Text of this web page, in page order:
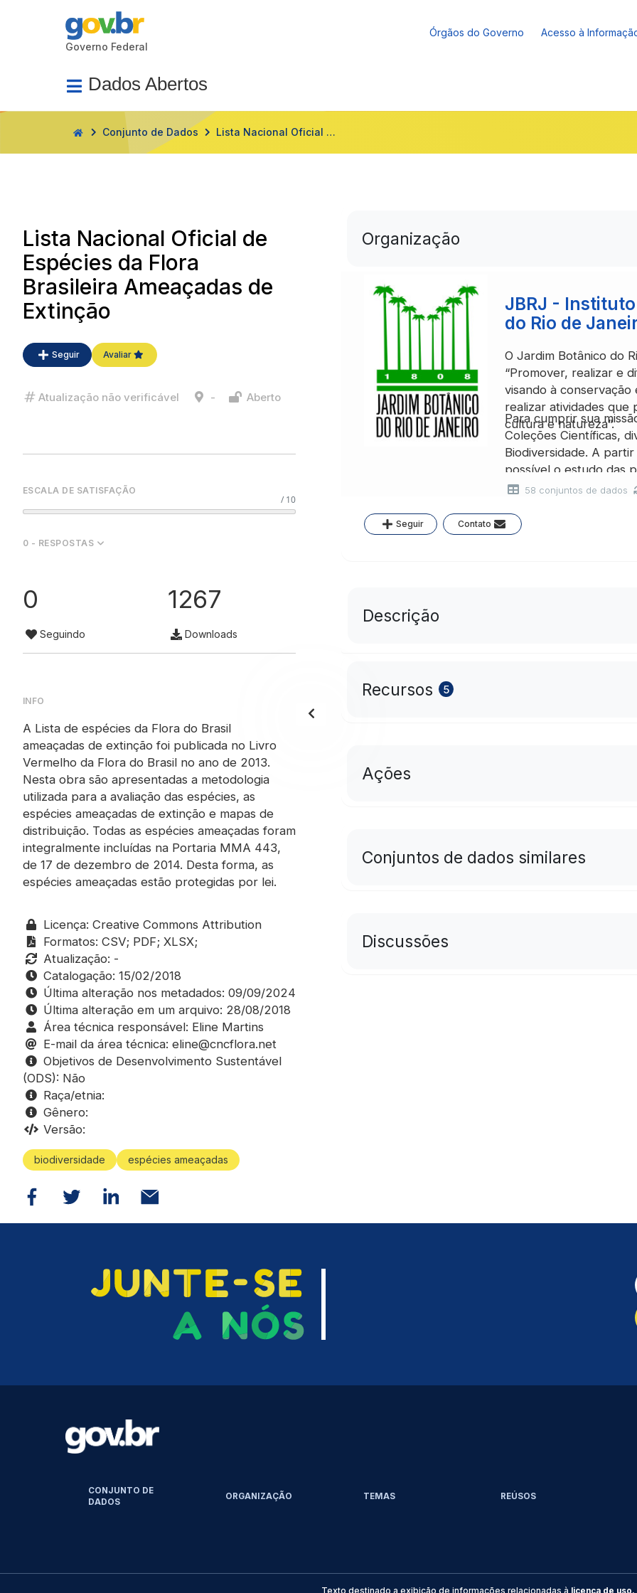
Governo Federal
Órgãos do Governo Acesso à
Dados Abertos
HOME Conjunto de Dados Lista Nacional Oficial de Espécies da Flora Brasileira Ameaçadas de Extinção
Lista Nacional Oficial de
Espécies da Flora
Brasileira Ameaçadas de
Extinção
Seguir Avaliar
Atualização não verificável - Aberto
ESCALA DE SATISFAÇÃO
/ 10
0 - RESPOSTAS
0
Seguindo
1267
Downloads
INFO
A Lista de espécies da Flora do Brasil
ameaçadas de extinção foi publicada no Livro
Vermelho da Flora do Brasil no ano de 2013.
Nesta obra são apresentadas a metodologia
utilizada para a avaliação das espécies, as
espécies ameaçadas de extinção e mapas de
distribuição. Todas as espécies ameaçadas foram
integralmente incluídas na Portaria MMA 443,
de 17 de dezembro de 2014. Desta forma, as
espécies ameaçadas estão protegidas por lei.
Licença: Creative Commons Attribution
Formatos: CSV; PDF; XLSX;
Atualização: -
Catalogação: 15/02/2018
Última alteração nos metadados: 09/09/2024
Última alteração em um arquivo: 28/08/2018
Área técnica responsável: Eline Martins
E-mail da área técnica: eline@cncflora.net
Objetivos de Desenvolvimento Sustentável
(ODS): Não
Raça/etnia:
Gênero:
Versão:
biodiversidade espécies ameaçadas
Organização
JBRJ -
do Rio de
O Jardim Botânico do
“Promover, realizar e
visando à
realizar atividades que
cultura e natureza”.
Para cumprir sua
Coleções Científicas,
Biodiversidade. A
possível o estudo das
amostras que foram
herbário para consulta.
demonstrar o modo
da planta que servem
orientar áreas
sociedade, tornando
58 conjuntos de dados
Seguir Contato
Descrição
Recursos 5
Ações
Conjuntos de dados similares
Discussões
CONJUNTO DE
DADOS
ORGANIZAÇÃO TEMAS REÚSOS
Texto destinado a exibição de informações relacionadas à licença de uso.